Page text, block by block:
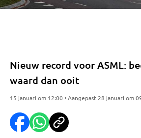
Nieuw record voor ASML:
waard dan ooit
15 januari om 12:00 • Aangepast 28 januari om